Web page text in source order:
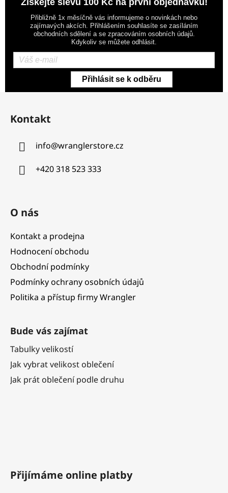
Přibližně 1x měsíčně vás informujeme o novinkách nebo
zajímavých akcích. Přihlášením souhlasíte se zasíláním
obchodních sdělení a se zpracováním osobních údajů.
Kdykoliv se můžete odhlásit.
Přihlásit se k odběru
Z
Kontakt
info@wranglerstore.cz
+420 318 523 333
O nás
Kontakt a prodejna
Hodnocení obchodu
Obchodní podmínky
Podmínky ochrany osobních údajů
Politika a přístup firmy Wrangler
Bude vás zajímat
Tabulky velikostí
Jak vybrat velikost oblečení
Jak prát oblečení podle druhu
Přijímáme online platby